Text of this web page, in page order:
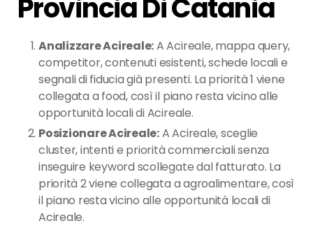
Provincia Di Catania
Analizzare Acireale:A Acireale, mappa query,
competitor, contenuti esistenti, schede locali e
segnali di fiducia già presenti. La priorità 1 viene
collegata a food, così il piano resta vicino alle
opportunità locali di Acireale.
Posizionare Acireale:A Acireale, sceglie
cluster, intenti e priorità commerciali senza
inseguire keyword scollegate dal fatturato. La
priorità 2 viene collegata a agroalimentare, così
il piano resta vicino alle opportunità locali di
Acireale.